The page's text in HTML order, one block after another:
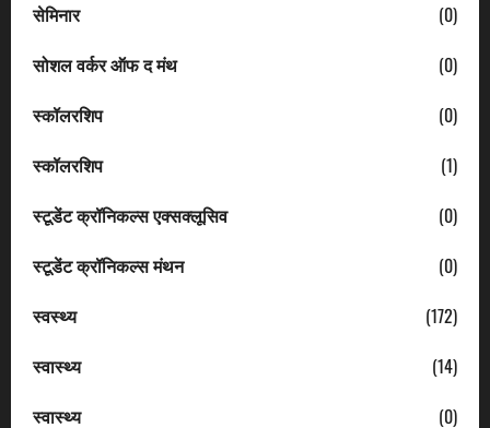
सेमिनार
(0)
सोशल वर्कर ऑफ द मंथ
(0)
स्कॉलरशिप
(0)
स्कॉलरशिप
(1)
स्टूडेंट क्रॉनिकल्स एक्सक्लूसिव
(0)
स्टूडेंट क्रॉनिकल्स मंथन
(0)
स्वस्थ्य
(172)
स्वास्थ्य
(14)
स्वास्थ्य
(0)